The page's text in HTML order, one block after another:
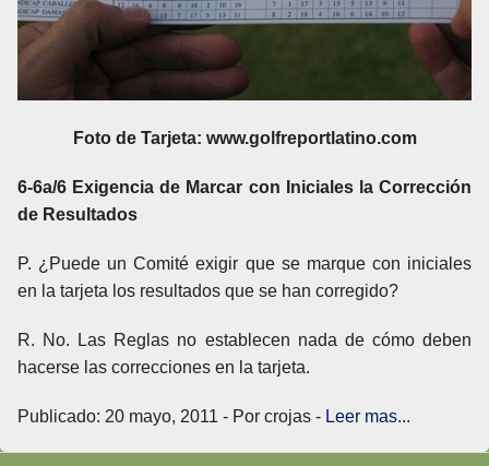
Foto de Tarjeta: www.golfreportlatino.com
6-6a/6 Exigencia de Marcar con Iniciales la Corrección
de Resultados
P. ¿Puede un Comité exigir que se marque con iniciales
en la tarjeta los resultados que se han corregido?
R. No. Las Reglas no establecen nada de cómo deben
hacerse las correcciones en la tarjeta.
Publicado: 20 mayo, 2011 - Por crojas - Leer mas...